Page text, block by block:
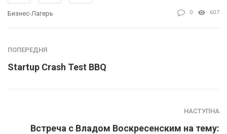
Бизнес-Лагерь 0 607
ПОПЕРЕДНЯ
Startup Crash Test BBQ
НАСТУПНА
Встреча с Владом Воскресенским на тему: